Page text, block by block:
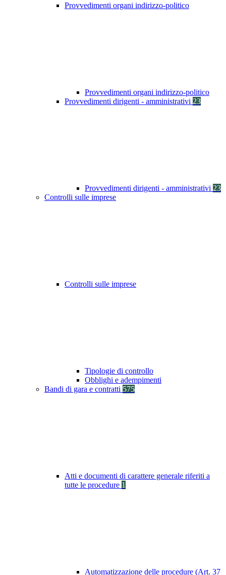
Provvedimenti organi indirizzo-politico
Provvedimenti organi indirizzo-politico
Provvedimenti dirigenti - amministrativi 23
Provvedimenti dirigenti - amministrativi 23
Controlli sulle imprese
Controlli sulle imprese
Tipologie di controllo
Obblighi e adempimenti
Bandi di gara e contratti 575
Atti e documenti di carattere generale riferiti a
tutte le procedure 1
Automatizzazione delle procedure (Art. 37